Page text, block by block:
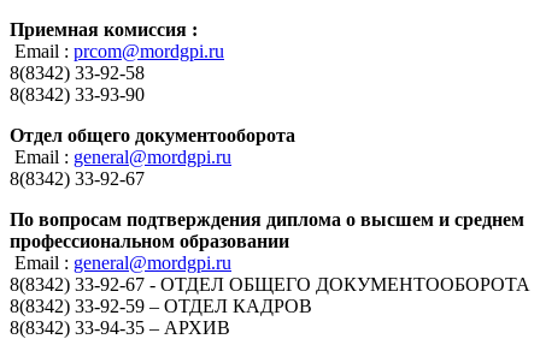
Приемная комиссия :
Email : prcom@mordgpi.ru
8(8342) 33-92-58
8(8342) 33-93-90
Отдел общего документооборота
Email : general@mordgpi.ru
8(8342) 33-92-67
По вопросам подтверждения диплома о высшем и среднем
профессиональном образовании
Email : general@mordgpi.ru
8(8342) 33-92-67 - ОТДЕЛ ОБЩЕГО ДОКУМЕНТООБОРОТА
8(8342) 33-92-59 – ОТДЕЛ КАДРОВ
8(8342) 33-94-35 – АРХИВ